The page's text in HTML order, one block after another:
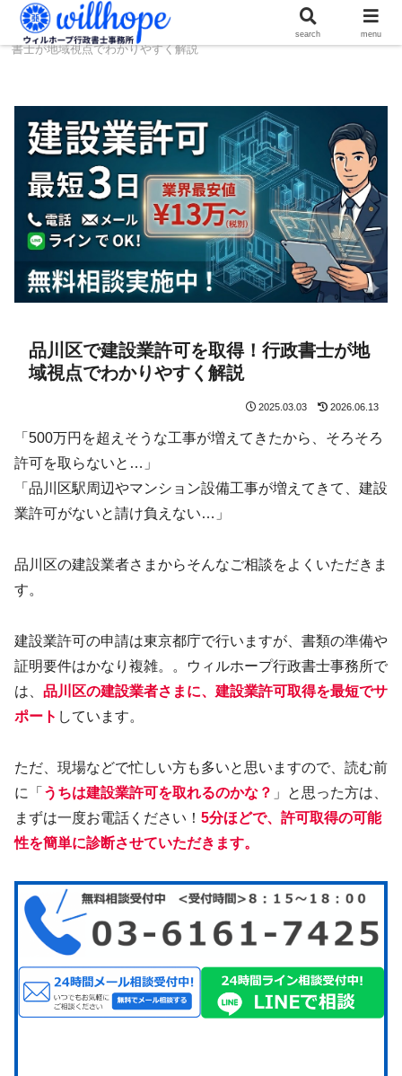
ホーム 建設コラム
品川区で建設業許可を取得！行政
書士が地域視点でわかりやすく解説
品川区で建設業許可を取得！行政書士が地
域視点でわかりやすく解説
2025.03.03 2026.06.13
「500万円を超えそうな工事が増えてきたから、そろそろ
許可を取らないと…」
「品川区駅周辺やマンション設備工事が増えてきて、建設
業許可がないと請け負えない…」
品川区の建設業者さまからそんなご相談をよくいただきま
す。
建設業許可の申請は東京都庁で行いますが、書類の準備や
証明要件はかなり複雑。。ウィルホープ行政書士事務所で
は、 品川区の建設業者さまに、建設業許可取得を最短でサ
ポート しています。
ただ、現場などで忙しい方も多いと思いますので、読む前
に「 うちは建設業許可を取れるのかな？ 」と思った方は、
まずは一度お電話ください！ 5分ほどで、許可取得の可能
性を簡単に診断させていただきます。
search menu